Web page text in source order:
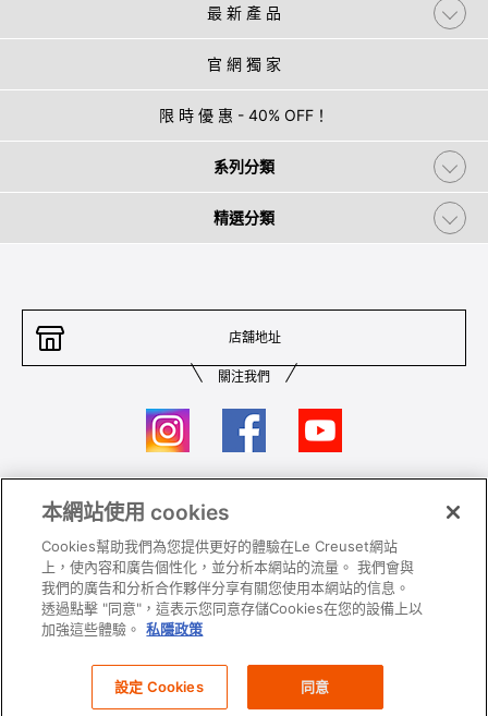
最 新 產 品
官 網 獨 家
限 時 優 惠 - 40% OFF！
系列分類
精選分類
店舖地址
關注我們
聯絡我們
私隱政策 保養及使用
加入我們 Super MEGA SALE 條款及細則​
All images and contents are © Le Creuset Hong Kong. All rights reserved.
本網站使用 cookies
Cookies幫助我們為您提供更好的體驗在Le Creuset網站
上，使內容和廣告個性化，並分析本網站的流量。 我們會與
我們的廣告和分析合作夥伴分享有關您使用本網站的信息。
透過點擊 "同意"，這表示您同意存儲Cookies在您的設備上以
加強這些體驗。 私隱政策
設定 Cookies 同意